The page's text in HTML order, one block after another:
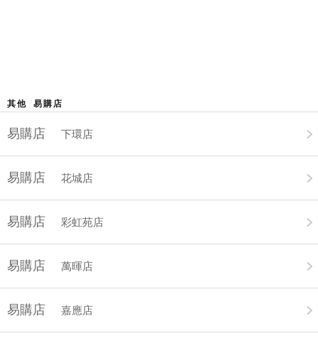
其他 易購店
易購店 下環店
易購店 花城店
易購店 彩虹苑店
易購店 萬暉店
易購店 嘉應店